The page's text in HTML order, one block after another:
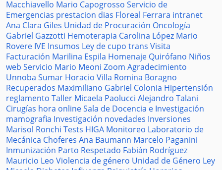
Macchiavello Mario Capogrosso Servicio de
Emergencias prestacion dias Floreal Ferrara intranet
Ana Clara Giles Unidad de Procuración Oncología
Gabriel Gazzotti Hemoterapia Carolina López Mario
Rovere IVE Insumos Ley de cupo trans Visita
Facturación Marilina Espila Homenaje Quirófano Niños
web Servicio Mario Meoni Zoom Agradecimiento
Unnoba Sumar Horacio Villa Romina Boragno
Recuperados Maximiliano Gabriel Colonia Hipertensión
reglamento Taller Micaela Paolucci Alejandro Talani
Cirugías hora onlineSala de Docencia e Investigación
mamografia Investigación novedades Inversiones
Marisol Ronchi Tests HIGA Monitoreo Laboratorio de
Mecánica Choferes Ana Baumann Marcelo Paganini
Inmunización Parto Respetado Fabián Rodríguez
Mauricio Leo Violencia de género Unidad de Género Ley